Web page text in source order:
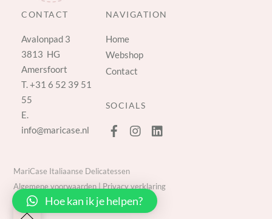
CONTACT
Avalonpad 3
3813 HG
Amersfoort
T.+31 6 52 39 51
55
E.
info@maricase.nl
NAVIGATION
Home
Webshop
Contact
SOCIALS
Back
MariCase Italiaanse Delicatessen
Algemene voorwaarden
Privacy verklaring
Hoe kan ik je helpen?